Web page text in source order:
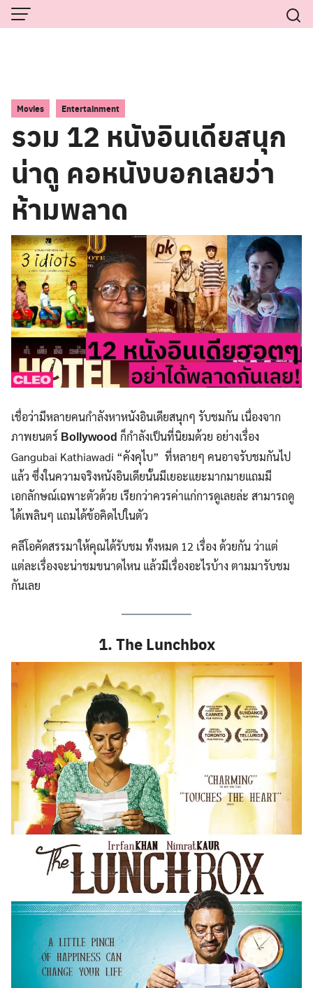
Skip
to
Movies Entertainment
รวม 12 หนังอินเดียสนุก
น่าดู คอหนังบอกเลยว่า
ห้ามพลาด
เชื่อว่ามีหลายคนกำลังหาหนังอินเดียสนุกๆ รับชมกัน เนื่องจาก
ภาพยนตร์ Bollywood ก็กำลังเป็นที่นิยมด้วย อย่างเรื่อง
Gangubai Kathiawadi “คังคุไบ” ที่หลายๆ คนอาจรับชมกันไป
แล้ว ซึ่งในความจริงหนังอินเดียนั้นมีเยอะแยะมากมายแถมมี
เอกลักษณ์เฉพาะตัวด้วย เรียกว่าควรค่าแก่การดูเลยล่ะ สามารถดู
ได้เพลินๆ แถมได้ข้อคิดไปในตัว
คลีโอคัดสรรมาให้คุณได้รับชม ทั้งหมด 12 เรื่อง ด้วยกัน ว่าแต่
แต่ละเรื่องจะน่าชมขนาดไหน แล้วมีเรื่องอะไรบ้าง ตามมารับชม
กันเลย
1. The Lunchbox